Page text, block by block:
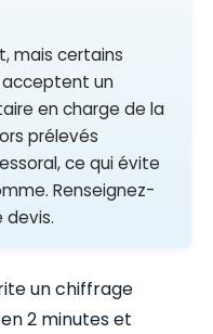
mais certains
acceptent un
en charge de la
prélevés
ce qui évite
Renseignez-
devis.
un chiffrage
2 minutes et